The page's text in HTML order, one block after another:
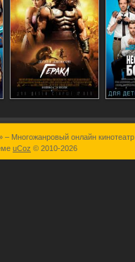
– Многожанровый онлайн кинотеатр
uCoz © 2010-2026